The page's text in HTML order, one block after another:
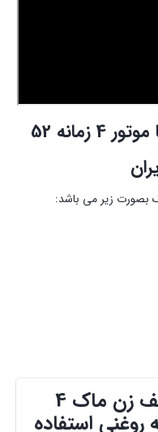
علف زن ماک طرح هوندا با موتور 4 زمانه 52
مقدار روغن مورد نیاز علف زن ماک 4
استفاده